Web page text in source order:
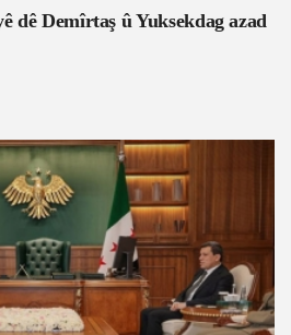
dê Demîrtaş û Yuksekdag azad